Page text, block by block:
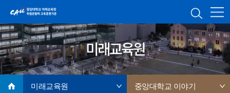
미래교육원
미래교육원 중앙대학교 이야기